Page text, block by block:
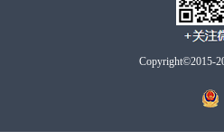
Copyright©2015-